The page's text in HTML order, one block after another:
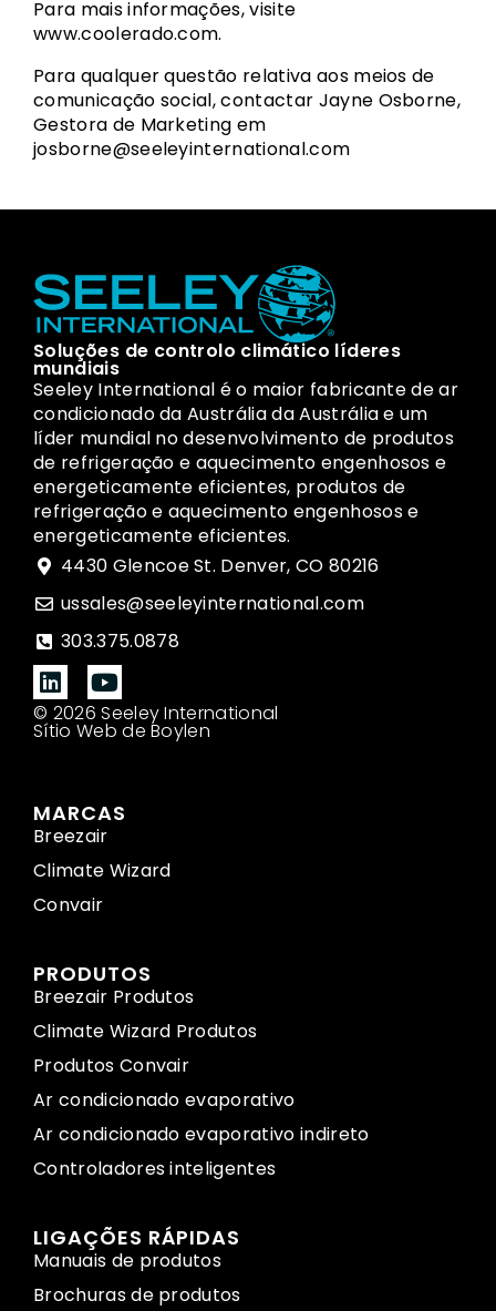
Para mais informações, visite
www.coolerado.com.
Para qualquer questão relativa aos meios de
comunicação social, contactar Jayne Osborne,
Gestora de Marketing em
josborne@seeleyinternational.com
Soluções de controlo climático líderes
mundiais
Seeley International é o maior fabricante de ar
condicionado da Austrália da Austrália e um
líder mundial no desenvolvimento de produtos
de refrigeração e aquecimento engenhosos e
energeticamente eficientes, produtos de
refrigeração e aquecimento engenhosos e
energeticamente eficientes.
4430 Glencoe St. Denver, CO 80216
ussales@seeleyinternational.com
303.375.0878
© 2026 Seeley International
Sítio Web de Boylen
MARCAS
Breezair
Climate Wizard
Convair
PRODUTOS
Breezair Produtos
Climate Wizard Produtos
Produtos Convair
Ar condicionado evaporativo
Ar condicionado evaporativo indireto
Controladores inteligentes
LIGAÇÕES RÁPIDAS
Manuais de produtos
Brochuras de produtos